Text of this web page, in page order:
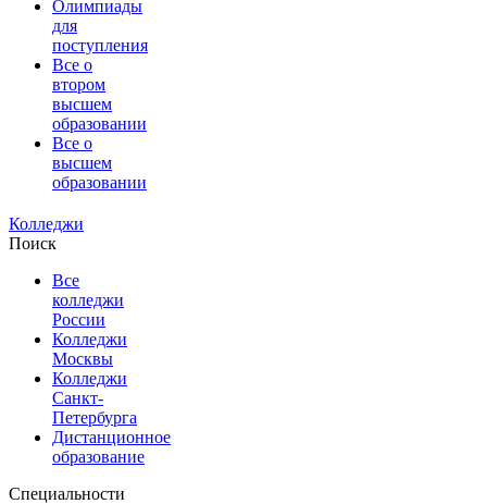
Олимпиады
для
поступления
Все о
втором
высшем
образовании
Все о
высшем
образовании
Колледжи
Поиск
Все
колледжи
России
Колледжи
Москвы
Колледжи
Санкт-
Петербурга
Дистанционное
образование
Специальности